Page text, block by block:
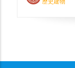
歷史建物